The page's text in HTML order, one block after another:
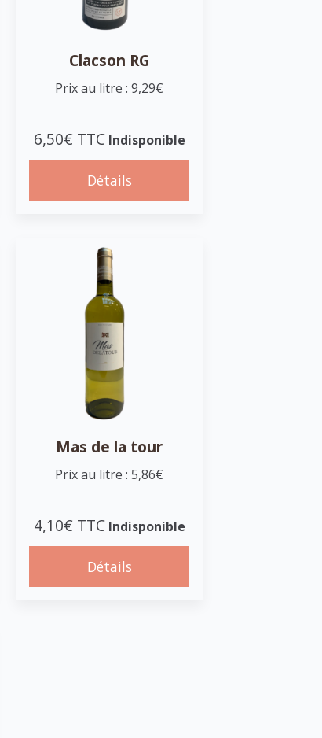
Clacson RG
Prix au litre : 9,29€
6,50€ TTC Indisponible
Détails
Mas de la tour
Prix au litre : 5,86€
4,10€ TTC Indisponible
Détails